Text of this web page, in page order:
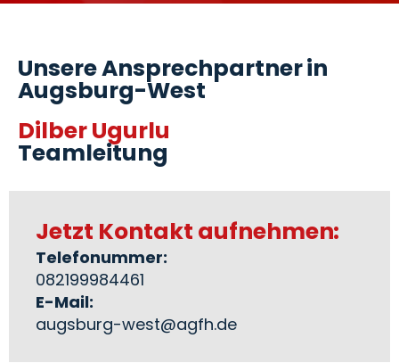
Unsere Ansprechpartner in
Augsburg-West
Dilber Ugurlu
Teamleitung
Jetzt Kontakt aufnehmen:
Telefonummer:
082199984461
E-Mail:
augsburg-west@agfh.de